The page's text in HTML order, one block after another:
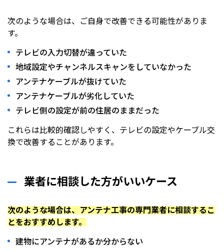
次のような場合は、ご自身で改善できる可能性がありま
す。
テレビの入力切替が違っていた
地域設定やチャンネルスキャンをしていなかった
アンテナケーブルが抜けていた
アンテナケーブルが劣化していた
テレビ側の設定が前の住居のままだった
これらは比較的確認しやすく、テレビの設定やケーブル交
換で改善することがあります。
業者に相談した方がいいケース
次のような場合は、アンテナ工事の専門業者に相談するこ
とをおすすめします。
建物にアンテナがあるか分からない